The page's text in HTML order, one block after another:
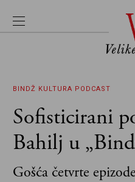
BINDŽ KULTURA PODCAST
Sofisticirani
Bahilj u
Gošća četvrte